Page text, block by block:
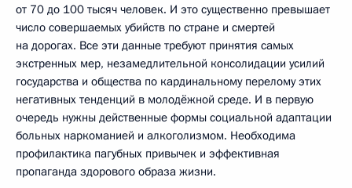
от 70 до 100 тысяч человек. И это существенно превышает
число совершаемых убийств по стране и смертей
на дорогах. Все эти данные требуют принятия самых
экстренных мер, незамедлительной консолидации усилий
государства и общества по кардинальному перелому этих
негативных тенденций в молодёжной среде. И в первую
очередь нужны действенные формы социальной адаптации
больных наркоманией и алкоголизмом. Необходима
профилактика пагубных привычек и эффективная
пропаганда здорового образа жизни.